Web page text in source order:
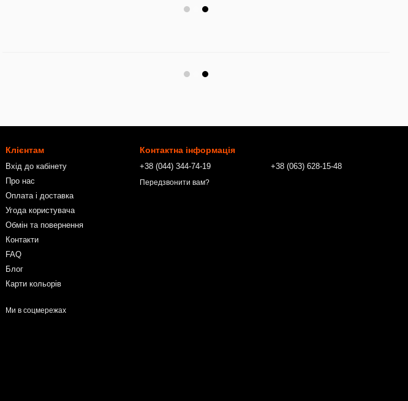
Клієнтам
Вхід до кабінету
Про нас
Оплата і доставка
Угода користувача
Обмін та повернення
Контакти
FAQ
Блог
Карти кольорів
Ми в соцмережах
Контактна інформація
+38 (044) 344-74-19
Передзвонити вам?
+38 (063) 628-15-48